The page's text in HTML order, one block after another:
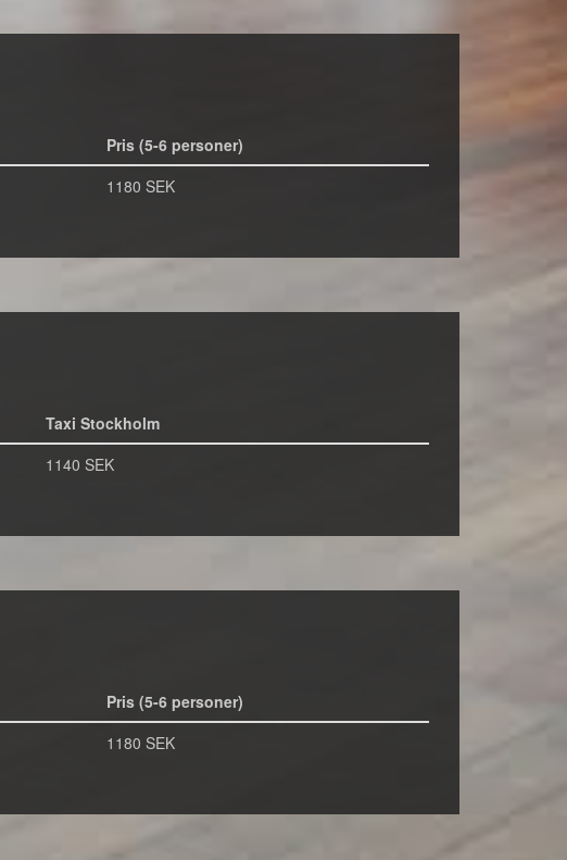
Pris (5-6 personer)
1180 SEK
Taxi Stockholm
1140 SEK
Pris (5-6 personer)
1180 SEK